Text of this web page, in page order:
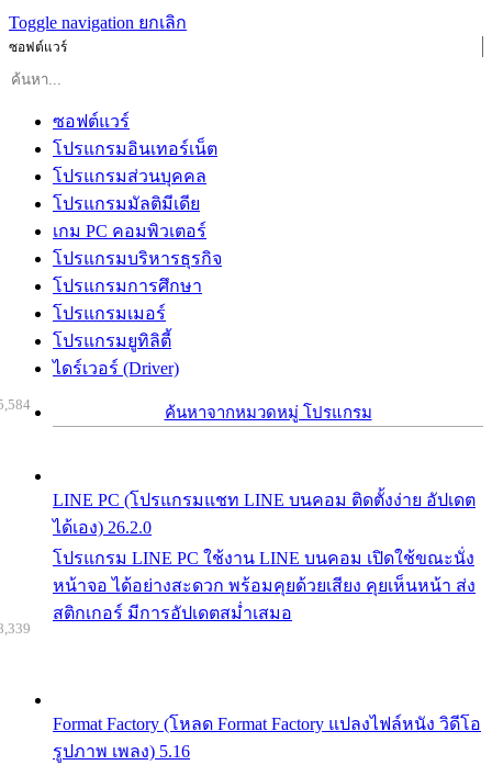
Toggle navigation ยกเลิก
ซอฟต์แวร์
ซอฟต์แวร์
โปรแกรมอินเทอร์เน็ต
โปรแกรมส่วนบุคคล
โปรแกรมมัลติมีเดีย
เกม PC คอมพิวเตอร์
โปรแกรมบริหารธุรกิจ
โปรแกรมการศึกษา
โปรแกรมเมอร์
โปรแกรมยูทิลิตี้
ไดร์เวอร์ (Driver)
ค้นหาจากหมวดหมู่ โปรแกรม
LINE PC (โปรแกรมแชท LINE บนคอม ติดตั้งง่าย อัปเดต
ได้เอง) 26.2.0
โปรแกรม LINE PC ใช้งาน LINE บนคอม เปิดใช้ขณะนั่ง
หน้าจอ ได้อย่างสะดวก พร้อมคุยด้วยเสียง คุยเห็นหน้า ส่ง
สติกเกอร์ มีการอัปเดตสม่ำเสมอ
Format Factory (โหลด Format Factory แปลงไฟล์หนัง วิดีโอ
รูปภาพ เพลง) 5.16